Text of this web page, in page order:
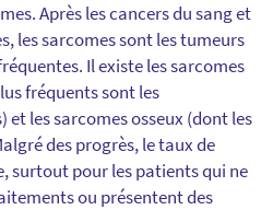
Après les cancers du sang et
les sarcomes sont les tumeurs
Il existe les sarcomes
fréquents sont les
les sarcomes osseux (dont les
des progrès, le taux de
surtout pour les patients qui ne
ou présentent des